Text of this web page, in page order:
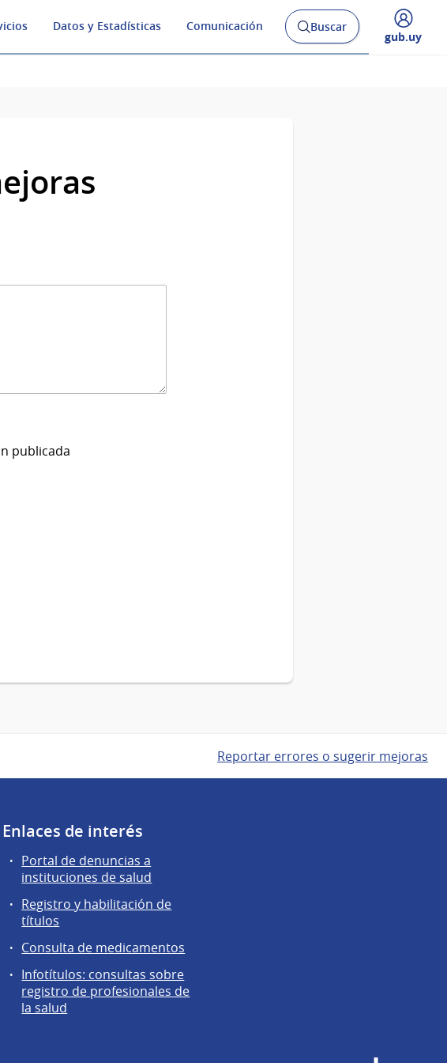
Datos y Estadísticas Comunicación
Abrir
buscador
Buscar
Desplegar
gub.uy
publicada
Reportar errores o sugerir mejoras
Enlaces de interés
Portal de denuncias a
instituciones de salud
Registro y habilitación de
títulos
Consulta de medicamentos
Infotítulos: consultas sobre
registro de profesionales de
la salud